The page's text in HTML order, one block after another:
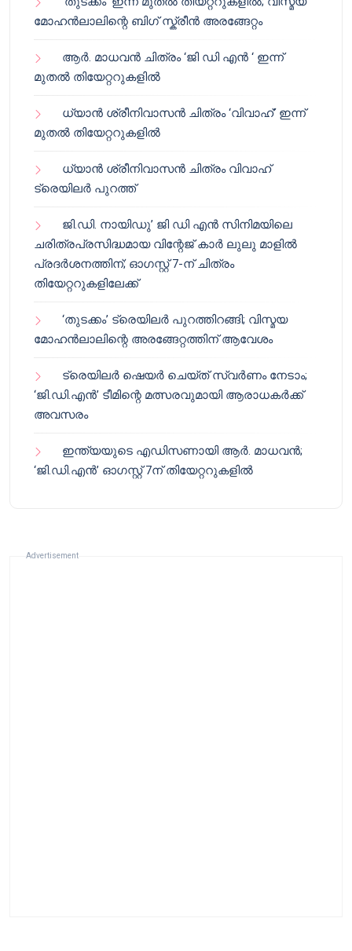
മോഹൻലാലിന്റെ ബിഗ് സ്ക്രീൻ അരങ്ങേറ്റം
ആർ. മാധവൻ ചിത്രം ‘ജി ഡി എൻ ‘ ഇന്ന്
മുതൽ തിയേറ്ററുകളിൽ
ധ്യാൻ ശ്രീനിവാസൻ ചിത്രം ‘വിവാഹ്’ ഇന്ന്
മുതൽ തിയേറ്ററുകളിൽ
ധ്യാൻ ശ്രീനിവാസൻ ചിത്രം വിവാഹ്
ട്രെയിലർ പുറത്ത്
ജി.ഡി. നായിഡു’ ജി ഡി എൻ സിനിമയിലെ
ചരിത്രപ്രസിദ്ധമായ വിന്റേജ് കാർ ലുലു മാളിൽ
പ്രദർശനത്തിന്; ഓഗസ്റ്റ് 7-ന് ചിത്രം
തിയേറ്ററുകളിലേക്ക്
‘തുടക്കം’ ട്രെയിലർ പുറത്തിറങ്ങി; വിസ്മയ
മോഹൻലാലിന്റെ അരങ്ങേറ്റത്തിന് ആവേശം
ട്രെയിലർ ഷെയർ ചെയ്‌ത് സ്വർണം നേടാം;
‘ജി.ഡി.എൻ’ ടീമിന്റെ മത്സരവുമായി ആരാധകർക്ക്
അവസരം
ഇന്ത്യയുടെ എഡിസണായി ആർ. മാധവൻ;
‘ജി.ഡി.എൻ’ ഓഗസ്റ്റ് 7ന് തിയേറ്ററുകളിൽ
Advertisement